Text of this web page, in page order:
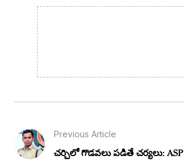
Previous Article
చర్చిలో గొడవలు పడితే చర్యలు: ASP